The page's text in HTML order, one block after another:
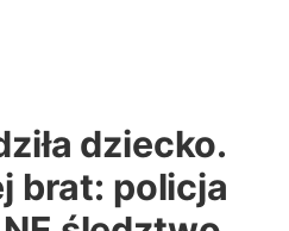
dziecko.
brat: policja